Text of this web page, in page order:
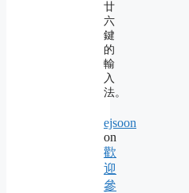
廿
六
鍵
的
輸
入
法。
ejsoon
on
歡
迎
參